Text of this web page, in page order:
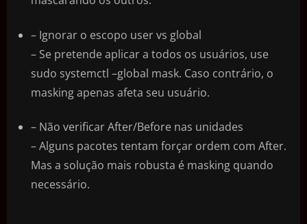
– Ignorar o escopo user vs global
– Se pretende aplicar a todos os usuários, use
sudo systemctl –global mask. Caso contrário, o
masking apenas afeta seu usuário.
– Não verificar After/Before nas unidades
– Alguns pacotes tentam forçar ordem com After.
Mas a solução mais robusta é masking quando
necessário.